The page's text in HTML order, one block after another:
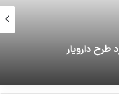
دارویار